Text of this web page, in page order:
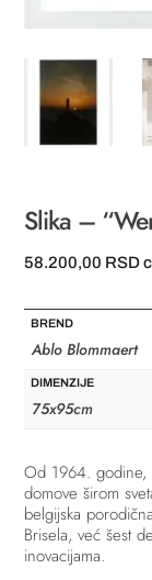
Slika –
58.200,00 RSD
BREND
Ablo Blommaert
DIMENZIJE
75x95cm
Od 1964. godine,
domove širom
belgijska
Brisela, već šest
inovacijama.